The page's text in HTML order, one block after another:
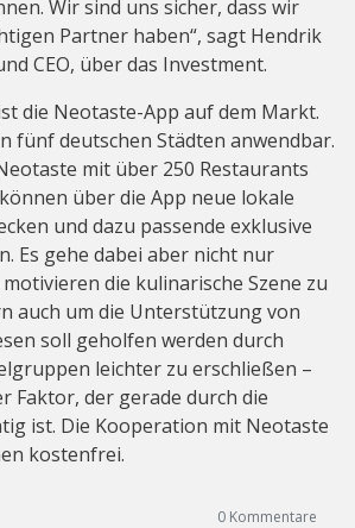
Wir sind uns sicher, dass wir
Partner haben“, sagt Hendrik
CEO, über das Investment.
die Neotaste-App auf dem Markt.
fünf deutschen Städten anwendbar.
mit über 250 Restaurants
über die App neue lokale
und dazu passende exklusive
Es gehe dabei aber nicht nur
die kulinarische Szene zu
auch um die Unterstützung von
soll geholfen werden durch
leichter zu erschließen –
Faktor, der gerade durch die
ist. Die Kooperation mit Neotaste
kostenfrei.
0 Kommentare